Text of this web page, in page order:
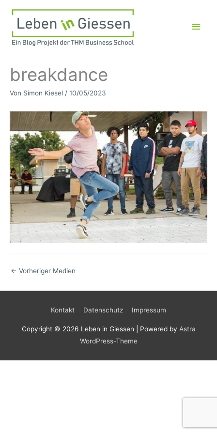
Inhalt
springen
breakdance
Von Simon Kiesel / 10/05/2023
← Vorheriger Medien
Kontakt Datenschutz Impressum
Copyright © 2026 Leben in Giessen | Powered by Astra
WordPress-Theme